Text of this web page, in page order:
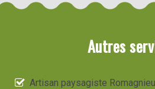
Autres
Artisan paysagiste Romagnieu